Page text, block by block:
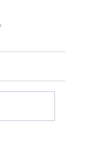
solares se ha
embargo, solo